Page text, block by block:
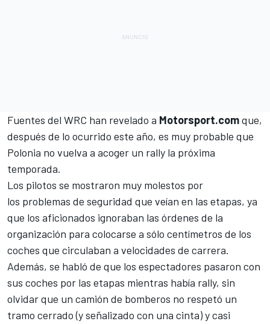
Fuentes del WRC han revelado a Motorsport.comque,
después de lo ocurrido este año, es muy probable que
Polonia no vuelva a acoger un rally la próxima
temporada.
Los pilotos se mostraron muy molestos por
los problemas de seguridad que veían en las etapas, ya
que los aficionados ignoraban las órdenes de la
organización para colocarse a sólo centímetros de los
coches que circulaban a velocidades de carrera.
Además, se habló de que los espectadores pasaron con
sus coches por las etapas mientras había rally, sin
olvidar que un camión de bomberos no respetó un
tramo cerrado (y señalizado con una cinta) y casi